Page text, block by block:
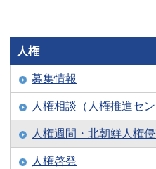
人権
募集情報
人権相談（人権推進セン
人権週間・北朝鮮人権
人権啓発